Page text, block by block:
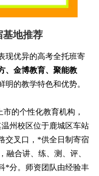
基地推荐
现优异的高考全托班寄
、金博教育、聚能教
明的教学特色和优势。
的个性化教育机构，
州校区位于鹿城区车站
交叉口，*供全日制寄宿
，融合讲、练、测、评、
*分。师资团队由经验丰